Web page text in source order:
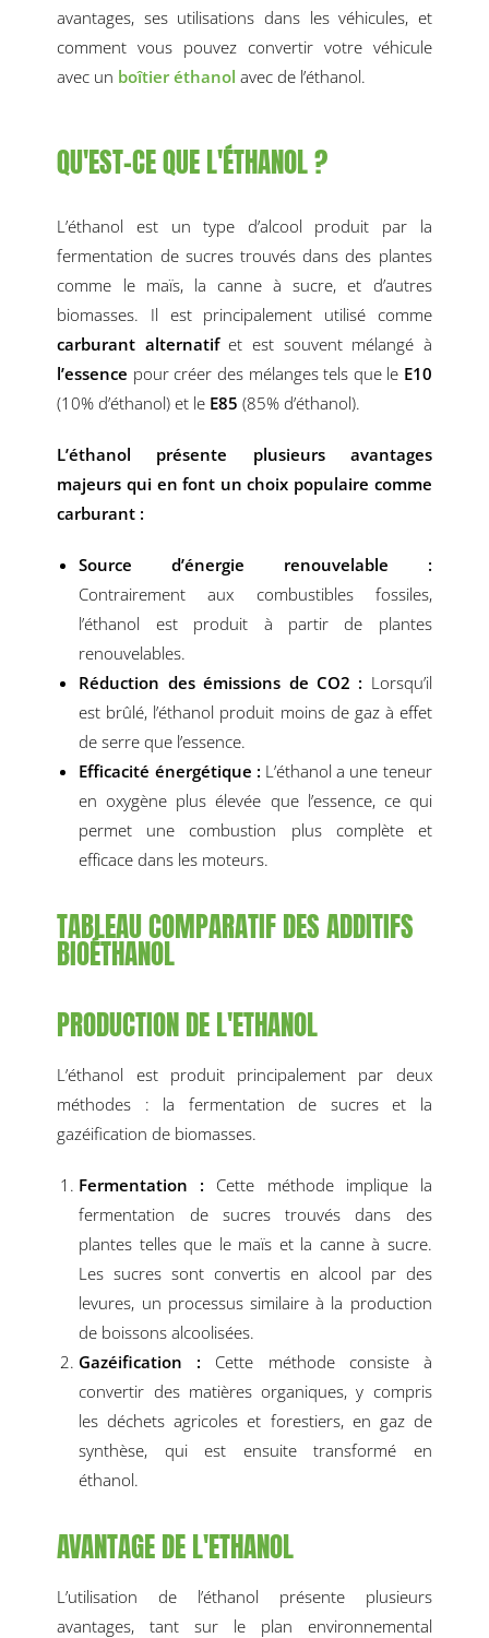
avantages, ses utilisations dans les véhicules, et
comment vous pouvez convertir votre véhicule
avec un boîtier éthanol avec de l’éthanol.
QU'EST-CE QUE L'ÉTHANOL ?
L’éthanol est un type d’alcool produit par la
fermentation de sucres trouvés dans des plantes
comme le maïs, la canne à sucre, et d’autres
biomasses. Il est principalement utilisé comme
carburant alternatifet est souvent mélangé à
l’essence pour créer des mélanges tels que le E10
(10% d’éthanol) et le E85(85% d’éthanol).
L’éthanol présente plusieurs avantages
majeurs qui en font un choix populaire comme
carburant :
Source d’énergie renouvelable :
Contrairement aux combustibles fossiles,
l’éthanol est produit à partir de plantes
renouvelables.
Réduction des émissions de CO2 : Lorsqu’il
est brûlé, l’éthanol produit moins de gaz à effet
de serre que l’essence.
Efficacité énergétique : L’éthanol a une teneur
en oxygène plus élevée que l’essence, ce qui
permet une combustion plus complète et
efficace dans les moteurs.
TABLEAU COMPARATIF DES ADDITIFS
BIOÉTHANOL
PRODUCTION DE L'ETHANOL
L’éthanol est produit principalement par deux
méthodes : la fermentation de sucres et la
gazéification de biomasses.
Fermentation : Cette méthode implique la
fermentation de sucres trouvés dans des
plantes telles que le maïs et la canne à sucre.
Les sucres sont convertis en alcool par des
levures, un processus similaire à la production
de boissons alcoolisées.
Gazéification : Cette méthode consiste à
convertir des matières organiques, y compris
les déchets agricoles et forestiers, en gaz de
synthèse, qui est ensuite transformé en
éthanol.
AVANTAGE DE L'ETHANOL
L’utilisation de l’éthanol présente plusieurs
avantages, tant sur le plan environnemental